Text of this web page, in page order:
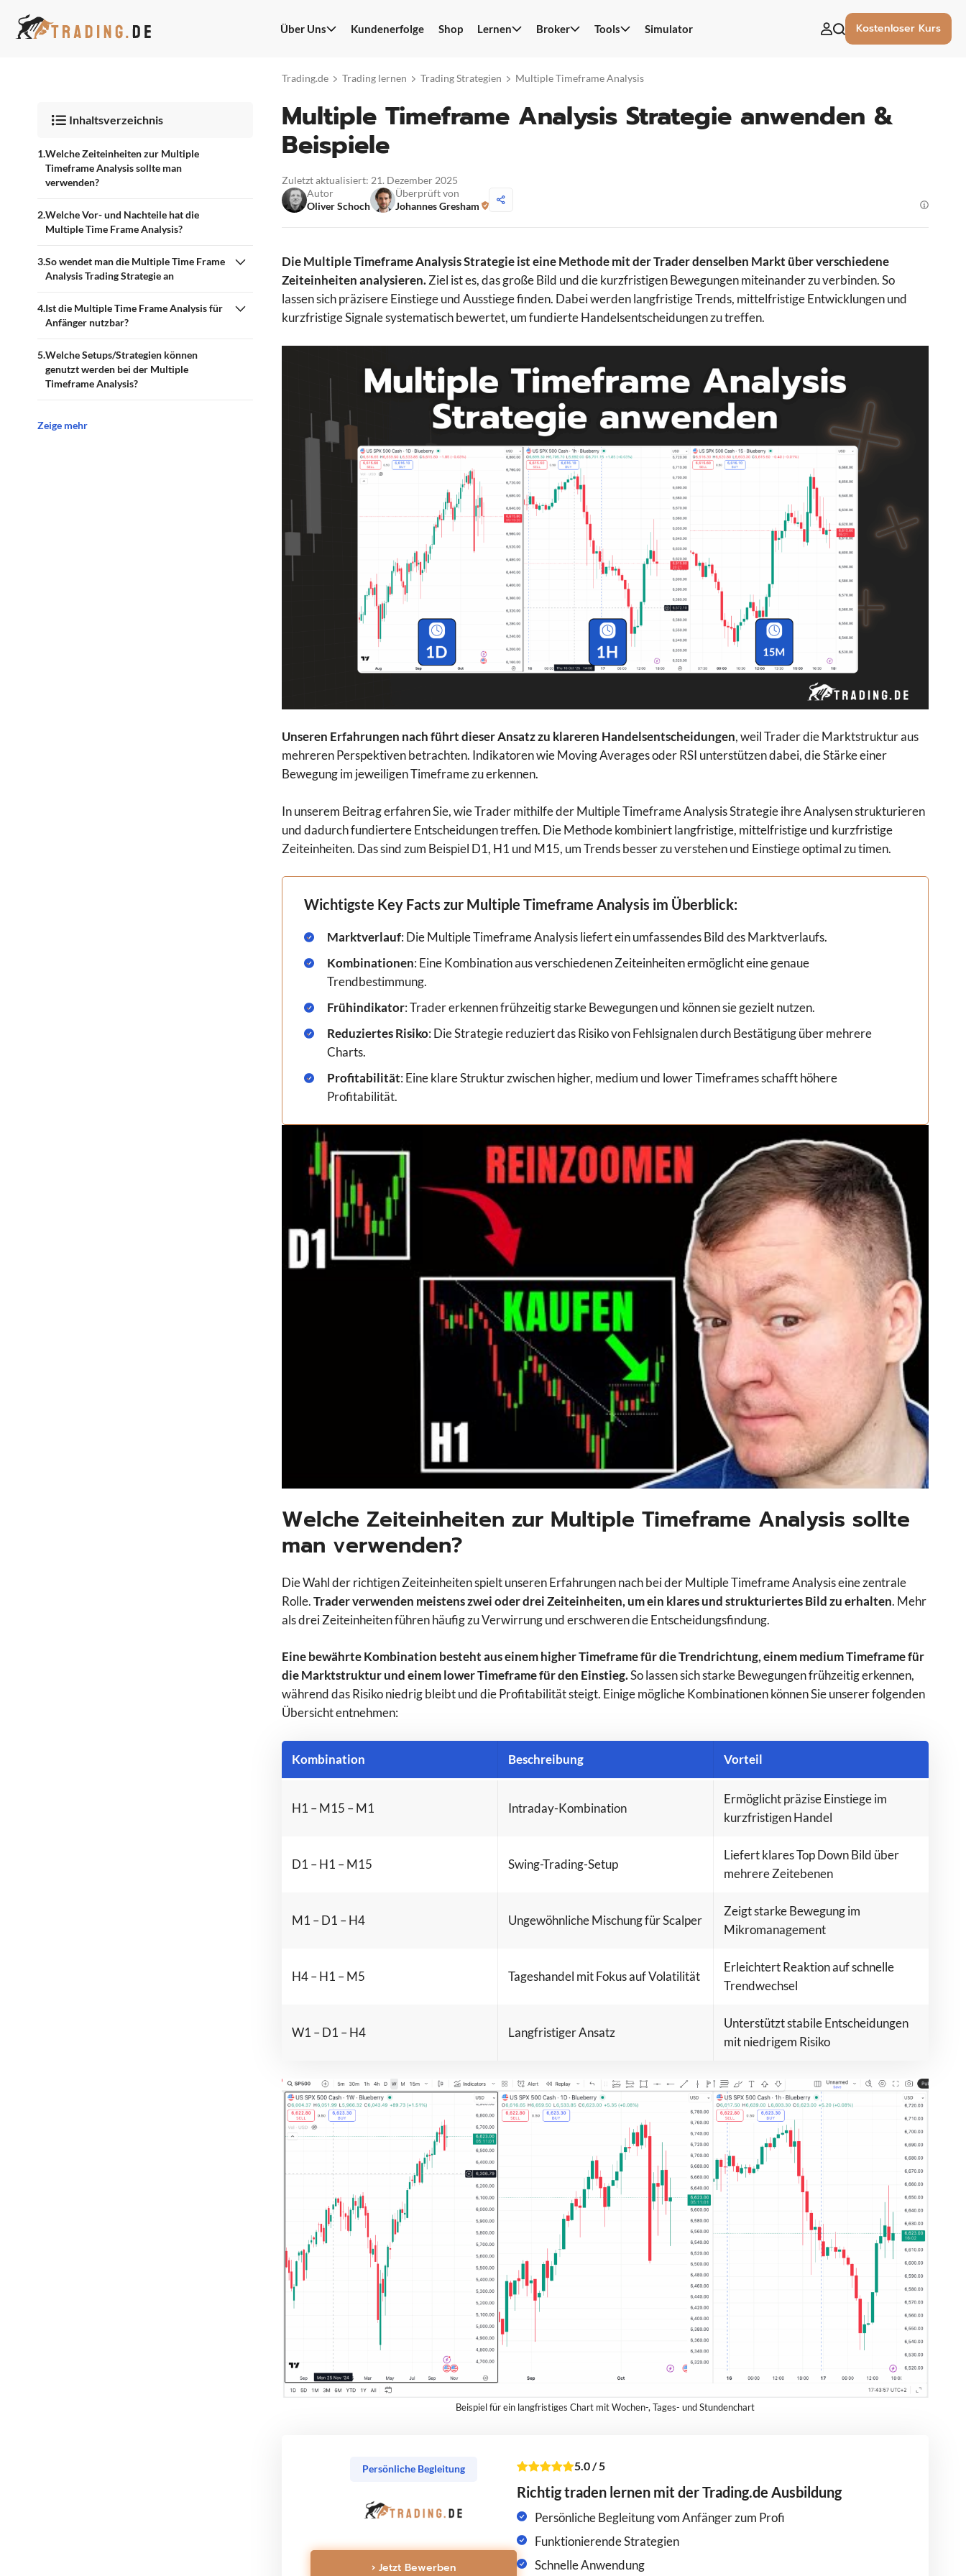
Inhalt
Über Uns Kundenerfolge Shop Lernen Broker Tools Simulator
nach:
Kostenloser Kurs
Trading.de Trading lernen Trading Strategien Multiple Timeframe Analysis
Multiple Timeframe Analysis Strategie anwenden &
Beispiele
Zuletzt aktualisiert: 21. Dezember 2025
Autor
Oliver Schoch
Überprüft von
Johannes Gresham
Die Multiple Timeframe Analysis Strategie ist eine Methode mit der Trader denselben Markt über verschiedene
Zeiteinheiten analysieren.Ziel ist es, das große Bild und die kurzfristigen Bewegungen miteinander zu verbinden. So
lassen sich präzisere Einstiege und Ausstiege finden. Dabei werden langfristige Trends, mittelfristige Entwicklungen und
kurzfristige Signale systematisch bewertet, um fundierte Handelsentscheidungen zu treffen.
Unseren Erfahrungen nach führt dieser Ansatz zu klareren Handelsentscheidungen, weil Trader die Marktstruktur aus
mehreren Perspektiven betrachten. Indikatoren wie Moving Averages oder RSI unterstützen dabei, die Stärke einer
Bewegung im jeweiligen Timeframe zu erkennen.
In unserem Beitrag erfahren Sie, wie Trader mithilfe der Multiple Timeframe Analysis Strategie ihre Analysen strukturieren
und dadurch fundiertere Entscheidungen treffen. Die Methode kombiniert langfristige, mittelfristige und kurzfristige
Zeiteinheiten. Das sind zum Beispiel D1, H1 und M15, um Trends besser zu verstehen und Einstiege optimal zu timen.
Wichtigste Key Facts zur Multiple Timeframe Analysis im Überblick:
Marktverlauf: Die Multiple Timeframe Analysis liefert ein umfassendes Bild des Marktverlaufs.
Kombinationen: Eine Kombination aus verschiedenen Zeiteinheiten ermöglicht eine genaue
Trendbestimmung.
Frühindikator: Trader erkennen frühzeitig starke Bewegungen und können sie gezielt nutzen.
Reduziertes Risiko: Die Strategie reduziert das Risiko von Fehlsignalen durch Bestätigung über mehrere
Charts.
Profitabilität: Eine klare Struktur zwischen higher, medium und lower Timeframes schafft höhere
Profitabilität.
Welche Zeiteinheiten zur Multiple Timeframe Analysis sollte
man verwenden?
Die Wahl der richtigen Zeiteinheiten spielt unseren Erfahrungen nach bei der Multiple Timeframe Analysis eine zentrale
Rolle.Trader verwenden meistens zwei oder drei Zeiteinheiten, um ein klares und strukturiertes Bild zu erhalten. Mehr
als drei Zeiteinheiten führen häufig zu Verwirrung und erschweren die Entscheidungsfindung.
Eine bewährte Kombination besteht aus einem higher Timeframe für die Trendrichtung, einem medium Timeframe für
die Marktstruktur und einem lower Timeframe für den Einstieg.So lassen sich starke Bewegungen frühzeitig erkennen,
während das Risiko niedrig bleibt und die Profitabilität steigt. Einige mögliche Kombinationen können Sie unserer folgenden
Übersicht entnehmen:
Kombination Beschreibung Vorteil
H1 – M15 – M1 Intraday-Kombination
Ermöglicht präzise Einstiege im
kurzfristigen Handel
D1 – H1 – M15 Swing-Trading-Setup
Liefert klares Top Down Bild über
mehrere Zeitebenen
M1 – D1 – H4 Ungewöhnliche Mischung für Scalper
Zeigt starke Bewegung im
Mikromanagement
H4 – H1 – M5 Tageshandel mit Fokus auf Volatilität
Erleichtert Reaktion auf schnelle
Trendwechsel
W1 – D1 – H4 Langfristiger Ansatz
Unterstützt stabile Entscheidungen
mit niedrigem Risiko
Beispiel für ein langfristiges Chart mit Wochen-, Tages- und Stundenchart
Persönliche Begleitung
› Jetzt Bewerben
5.0 / 5
Richtig traden lernen mit der Trading.de Ausbildung
Persönliche Begleitung vom Anfänger zum Profi
Funktionierende Strategien
Schnelle Anwendung
Inhaltsverzeichnis
Welche Zeiteinheiten zur Multiple
Timeframe Analysis sollte man
verwenden?
Welche Vor- und Nachteile hat die
Multiple Time Frame Analysis?
So wendet man die Multiple Time Frame
Analysis Trading Strategie an
Ist die Multiple Time Frame Analysis für
Anfänger nutzbar?
Welche Setups/Strategien können
genutzt werden bei der Multiple
Timeframe Analysis?
Zeige mehr